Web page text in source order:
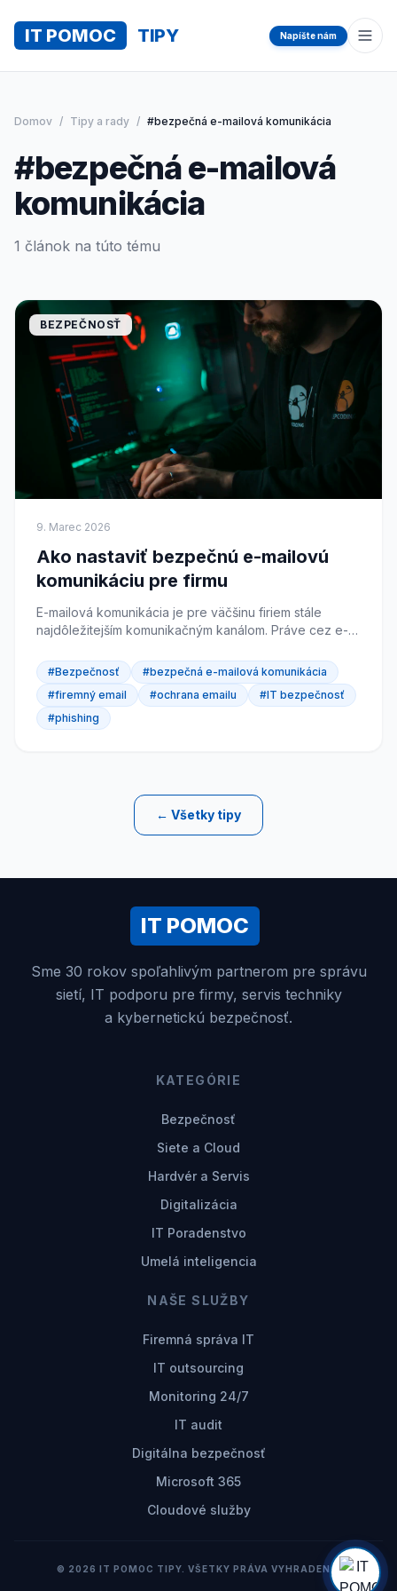
IT POMOC TIPY Napíšte nám
Domov / Tipy a rady / #bezpečná e-mailová komunikácia
#bezpečná e-mailová
komunikácia
1 článok na túto tému
BEZPEČNOSŤ
9. Marec 2026
Ako nastaviť bezpečnú e-mailovú
komunikáciu pre firmu
E-mailová komunikácia je pre väčšinu firiem stále
najdôležitejším komunikačným kanálom. Práve cez e-
Nesprávne...
#Bezpečnosť
#bezpečná e-mailová komunikácia
#firemný email
#ochrana emailu
#IT bezpečnosť
#phishing
← Všetky tipy
IT POMOC
Sme 30 rokov spoľahlivým partnerom pre správu
sietí, IT podporu pre firmy, servis techniky
a kybernetickú bezpečnosť.
KATEGÓRIE
Bezpečnosť
Siete a Cloud
Hardvér a Servis
Digitalizácia
IT Poradenstvo
Umelá inteligencia
NAŠE SLUŽBY
Firemná správa IT
IT outsourcing
Monitoring 24/7
IT audit
Digitálna bezpečnosť
Microsoft 365
Cloudové služby
© 2026 IT POMOC TIPY. VŠETKY PRÁVA VYHRADENÉ.